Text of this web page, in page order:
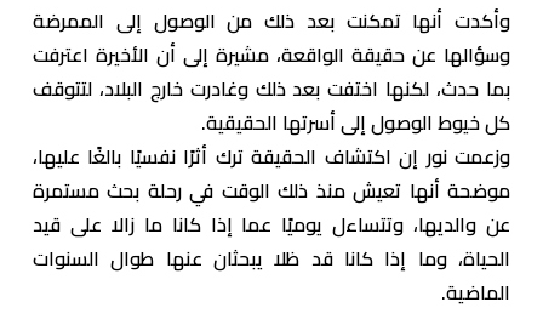
وأكدت أنها تمكنت بعد ذلك من الوصول إلى الممرضة
وسؤالها عن حقيقة الواقعة، مشيرة إلى أن الأخيرة اعترفت
بما حدث، لكنها اختفت بعد ذلك وغادرت خارج البلاد، لتتوقف
كل خيوط الوصول إلى أسرتها الحقيقية.
وزعمت نور إن اكتشاف الحقيقة ترك أثرًا نفسيًا بالغًا عليها،
موضحة أنها تعيش منذ ذلك الوقت في رحلة بحث مستمرة
عن والديها، وتتساءل يوميًا عما إذا كانا ما زالا على قيد
الحياة، وما إذا كانا قد ظلا يبحثان عنها طوال السنوات
الماضية.